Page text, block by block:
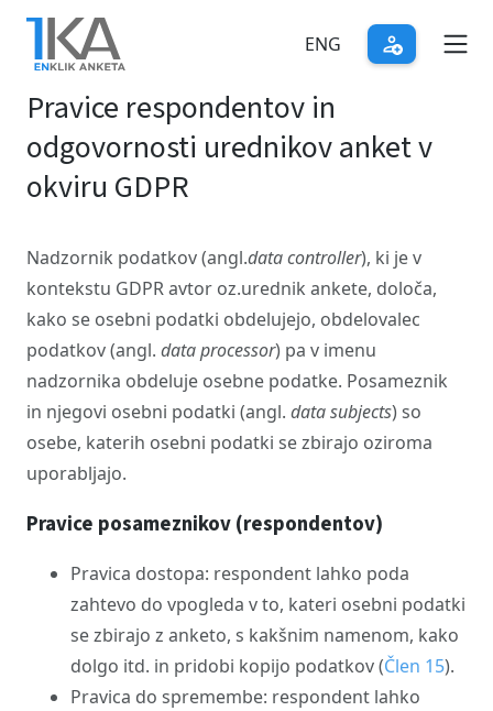
Skip
main
content
ENG
Pravice respondentov in
odgovornosti urednikov anket v
okviru GDPR
Nadzornik podatkov (angl.data controller), ki je v
kontekstu GDPR avtor oz.urednik ankete, določa,
kako se osebni podatki obdelujejo, obdelovalec
podatkov (angl. data processor) pa v imenu
nadzornika obdeluje osebne podatke. Posameznik
in njegovi osebni podatki (angl. data subjects) so
osebe, katerih osebni podatki se zbirajo oziroma
uporabljajo.
Pravice posameznikov (respondentov)
Pravica dostopa: respondent lahko poda
zahtevo do vpogleda v to, kateri osebni podatki
se zbirajo z anketo, s kakšnim namenom, kako
dolgo itd. in pridobi kopijo podatkov (Člen 15).
Pravica do spremembe: respondent lahko